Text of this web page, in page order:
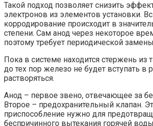
Такой подход позволяет снизить
электронов из элементов установки.
корродирование происходит в
степени. Сам анод через некоторое
поэтому требует периодической
Пока в системе находится стержень из
до тех пор железо не будет вступать в
растворяться.
Анод – первое звено, отвечающее за
Второе – предохранительный клапан.
приспособление нужно для
беспричинного вытекания горячей